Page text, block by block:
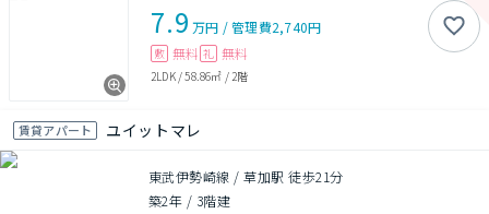
7.9 万円 /管理費2,740円
敷 無料 礼 無料
2LDK/58.86㎡ / 2階
賃貸アパート ユイットマレ
東武伊勢崎線 / 草加駅 徒歩21分
築2年 / 3階建